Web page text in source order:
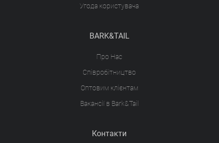
Угода користувача
BARK&TAIL
Про Нас
Співробітництво
Оптовим клієнтам
Вакансії в Bark&Tail
Контакти